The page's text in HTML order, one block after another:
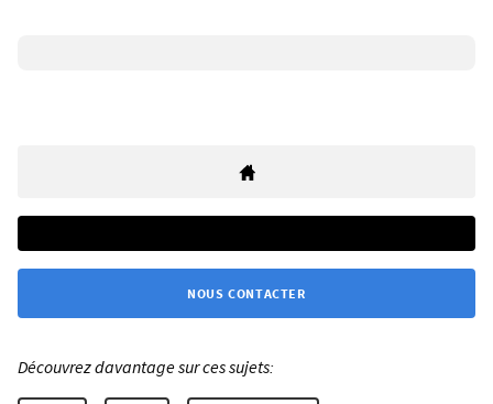
NOUS CONTACTER
Découvrez davantage sur ces sujets: